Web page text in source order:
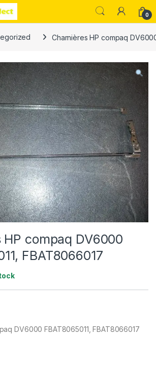
0
Charnières HP compaq
compaq DV6000
FBAT8066017
DV6000 FBAT8065011, FBAT8066017